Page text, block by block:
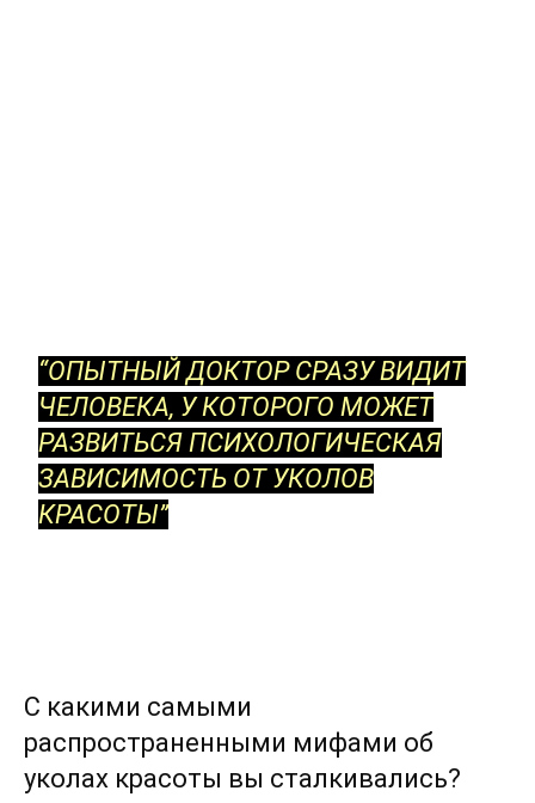
“ОПЫТНЫЙ ДОКТОР СРАЗУ ВИДИТ
ЧЕЛОВЕКА, У КОТОРОГО МОЖЕТ
РАЗВИТЬСЯ ПСИХОЛОГИЧЕСКАЯ
ЗАВИСИМОСТЬ ОТ УКОЛОВ
КРАСОТЫ”
С какими самыми
распространенными мифами об
уколах красоты вы сталкивались?